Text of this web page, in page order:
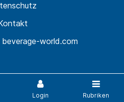
Login Rubriken
world.com